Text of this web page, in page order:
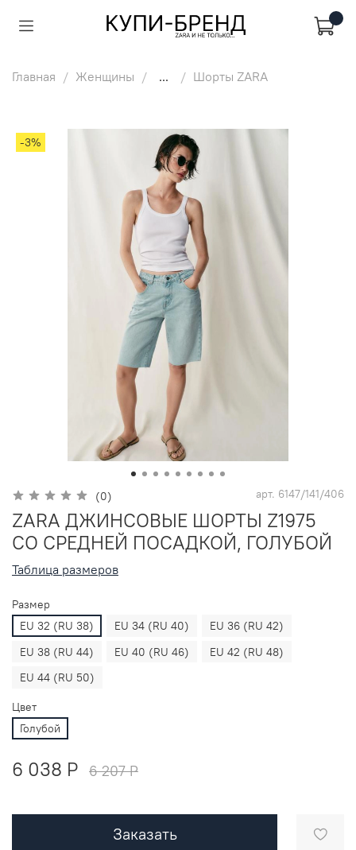
Главная Женщины ... Шорты ZARA
-3%
(0) арт. 6147/141/406
ZARA ДЖИНСОВЫЕ ШОРТЫ Z1975
СО СРЕДНЕЙ ПОСАДКОЙ, ГОЛУБОЙ
Таблица размеров
Размер
EU 32 (RU 38)
EU 34 (RU 40)
EU 36 (RU 42)
EU 38 (RU 44)
EU 40 (RU 46)
EU 42 (RU 48)
EU 44 (RU 50)
Цвет
Голубой
6 038 P 6 207 P
Заказать